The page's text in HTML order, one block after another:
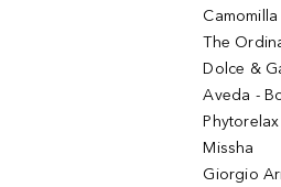
The
Dolce &
Aveda -
Missha
Giorgio